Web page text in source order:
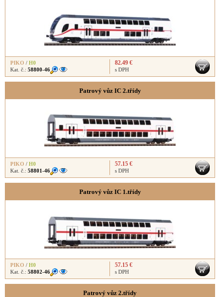
PIKO / H0
Kat. č.: 58800-46
82.49 €
s DPH
Patrový vůz IC 2.třídy
PIKO / H0
Kat. č.: 58801-46
57.15 €
s DPH
Patrový vůz IC 1.třídy
PIKO / H0
Kat. č.: 58802-46
57.15 €
s DPH
Patrový vůz 2.třídy